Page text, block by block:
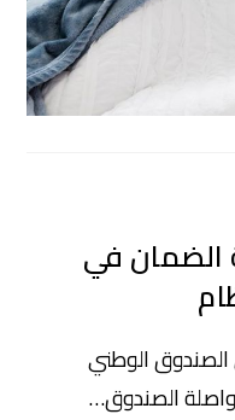
في
الصندوق الوطني
الصندوق…